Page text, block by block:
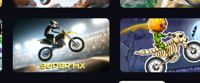
Trial Mania Riders Downhill Racing
Super MX - Last Season Moto X3M 6: Spooky Land